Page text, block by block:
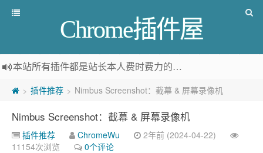
Chrome插件屋
本站所有插件都是站长本人费时费力的人工筛选推荐
> 插件推荐 > Nimbus Screenshot：截幕 & 屏幕录像机
Nimbus Screenshot：截幕 & 屏幕录像机
插件推荐 ChromeWu
2年前 (2024-04-22)
11154次浏览
0个评论